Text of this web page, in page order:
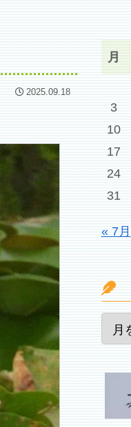
2025.09.18
月
3
10
17
24
31
« 7月